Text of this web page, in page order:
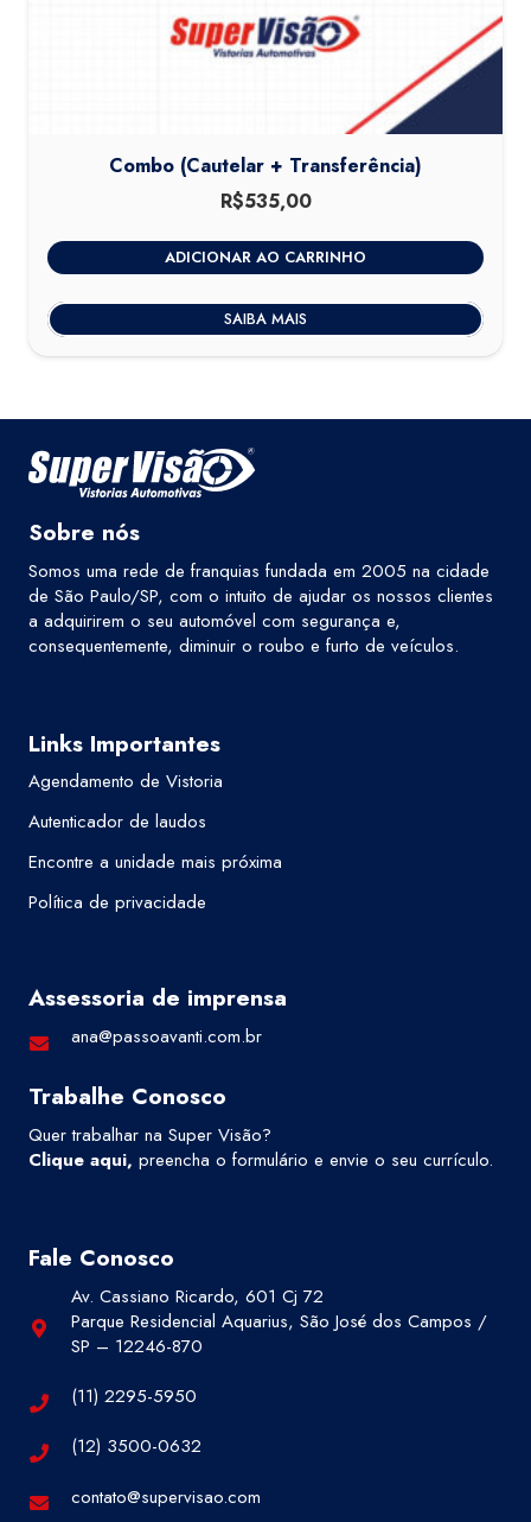
Combo (Cautelar + Transferência)
R$535,00
ADICIONAR AO CARRINHO
SAIBA MAIS
Sobre nós
Somos uma rede de franquias fundada em 2005 na cidade
de São Paulo/SP, com o intuito de ajudar os nossos clientes
a adquirirem o seu automóvel com segurança e,
consequentemente, diminuir o roubo e furto de veículos.
Links Importantes
Agendamento de Vistoria
Autenticador de laudos
Encontre a unidade mais próxima
Política de privacidade
Assessoria de imprensa
ana@passoavanti.com.br
Trabalhe Conosco
Quer trabalhar na Super Visão?
Clique aqui, preencha o formulário e envie o seu currículo.
Fale Conosco
Av. Cassiano Ricardo, 601 Cj 72
Parque Residencial Aquarius, São José dos Campos /
SP – 12246-870
(11) 2295-5950
(12) 3500-0632
contato@supervisao.com